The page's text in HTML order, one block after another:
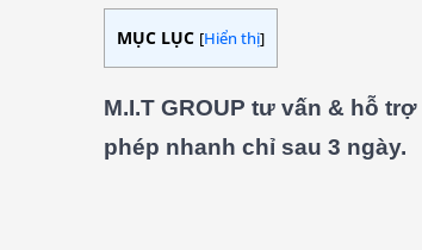
MỤC LỤC [Hiển thị]
M.I.T GROUP tư vấn & hỗ trợ
phép nhanh chỉ sau 3 ngày.